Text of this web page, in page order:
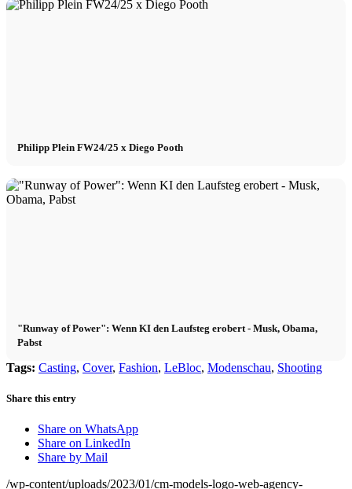
Philipp Plein FW24/25 x Diego Pooth
"Runway of Power": Wenn KI den Laufsteg erobert - Musk, Obama,
Pabst
Tags: Casting, Cover, Fashion, LeBloc, Modenschau, Shooting
Share this entry
Share on WhatsApp
Share on LinkedIn
Share by Mail
/wp-content/uploads/2023/01/cm-models-logo-web-agency-